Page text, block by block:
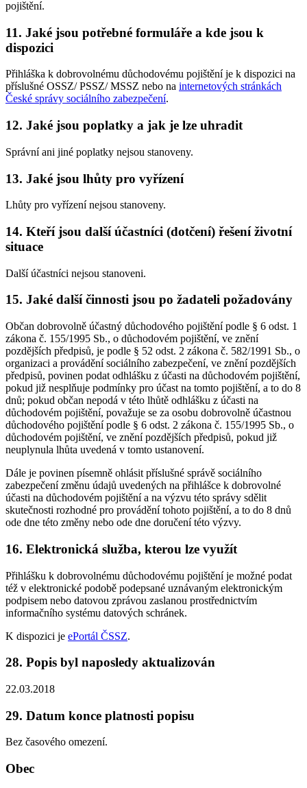
pojištění.
11. Jaké jsou potřebné formuláře a kde jsou k
dispozici
Přihláška k dobrovolnému důchodovému pojištění je k dispozici na
příslušné OSSZ/ PSSZ/ MSSZ nebo na internetových stránkách
České správy sociálního zabezpečení.
12. Jaké jsou poplatky a jak je lze uhradit
Správní ani jiné poplatky nejsou stanoveny.
13. Jaké jsou lhůty pro vyřízení
Lhůty pro vyřízení nejsou stanoveny.
14. Kteří jsou další účastníci (dotčení) řešení životní
situace
Další účastníci nejsou stanoveni.
15. Jaké další činnosti jsou po žadateli požadovány
Občan dobrovolně účastný důchodového pojištění podle § 6 odst. 1
zákona č. 155/1995 Sb., o důchodovém pojištění, ve znění
pozdějších předpisů, je podle § 52 odst. 2 zákona č. 582/1991 Sb., o
organizaci a provádění sociálního zabezpečení, ve znění pozdějších
předpisů, povinen podat odhlášku z účasti na důchodovém pojištění,
pokud již nesplňuje podmínky pro účast na tomto pojištění, a to do 8
dnů; pokud občan nepodá v této lhůtě odhlášku z účasti na
důchodovém pojištění, považuje se za osobu dobrovolně účastnou
důchodového pojištění podle § 6 odst. 2 zákona č. 155/1995 Sb., o
důchodovém pojištění, ve znění pozdějších předpisů, pokud již
neuplynula lhůta uvedená v tomto ustanovení.
Dále je povinen písemně ohlásit příslušné správě sociálního
zabezpečení změnu údajů uvedených na přihlášce k dobrovolné
účasti na důchodovém pojištění a na výzvu této správy sdělit
skutečnosti rozhodné pro provádění tohoto pojištění, a to do 8 dnů
ode dne této změny nebo ode dne doručení této výzvy.
16. Elektronická služba, kterou lze využít
Přihlášku k dobrovolnému důchodovému pojištění je možné podat
též v elektronické podobě podepsané uznávaným elektronickým
podpisem nebo datovou zprávou zaslanou prostřednictvím
informačního systému datových schránek.
K dispozici je ePortál ČSSZ.
28. Popis byl naposledy aktualizován
22.03.2018
29. Datum konce platnosti popisu
Bez časového omezení.
Obec